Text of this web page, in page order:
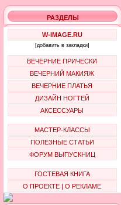
РАЗДЕЛЫ
W-IMAGE.RU
[добавить в закладки]
ВЕЧЕРНИЕ ПРИЧЕСКИ
ВЕЧЕРНИЙ МАКИЯЖ
ВЕЧЕРНИЕ ПЛАТЬЯ
ДИЗАЙН НОГТЕЙ
АКСЕССУАРЫ
МАСТЕР-КЛАССЫ
ПОЛЕЗНЫЕ СТАТЬИ
ФОРУМ ВЫПУСКНИЦ
ГОСТЕВАЯ КНИГА
О ПРОЕКТЕ | О РЕКЛАМЕ